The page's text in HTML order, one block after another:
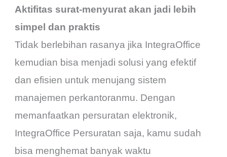
Aktifitas surat-menyurat akan jadi lebih
simpel dan praktis
Tidak berlebihan rasanya jika IntegraOffice
kemudian bisa menjadi solusi yang efektif
dan efisien untuk menujang sistem
manajemen perkantoranmu. Dengan
memanfaatkan persuratan elektronik,
IntegraOffice Persuratan saja, kamu sudah
bisa menghemat banyak waktu